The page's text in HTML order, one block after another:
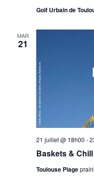
Golf Urbain de
MAR
21
Baskets &
21 juillet @ 18h00 -
Toulouse Plage